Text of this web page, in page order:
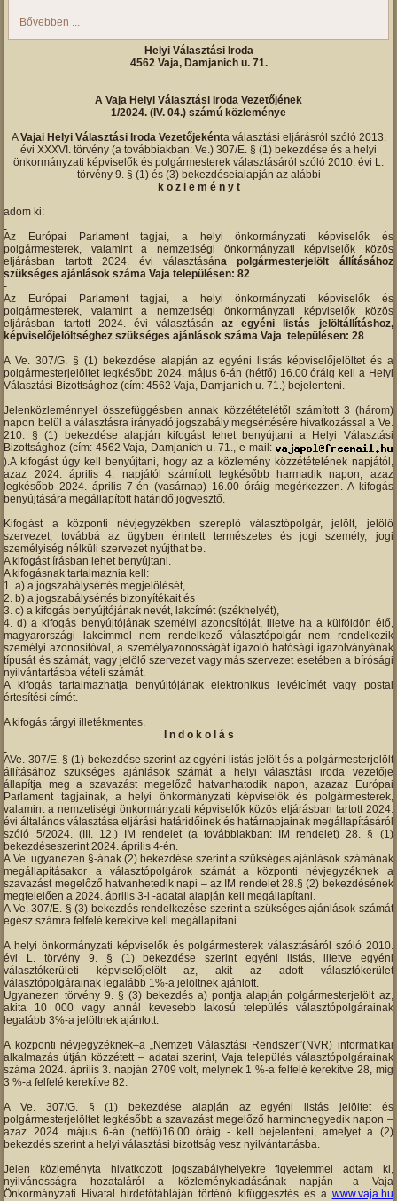
Bővebben ...
Helyi Választási Iroda
4562 Vaja, Damjanich u. 71.
A Vaja Helyi Választási Iroda Vezetőjének
1/2024. (IV. 04.) számú közleménye
AVajai Helyi Választási Iroda Vezetőjekénta választási eljárásról szóló 2013.
évi XXXVI. törvény (a továbbiakban: Ve.) 307/E. § (1) bekezdése és a helyi
önkormányzati képviselők és polgármesterek választásáról szóló 2010. évi L.
törvény 9. § (1) és (3) bekezdéseialapján az alábbi
k ö z l e m é n y t
adom ki:
Az Európai Parlament tagjai, a helyi önkormányzati képviselők és
polgármesterek, valamint a nemzetiségi önkormányzati képviselők közös
eljárásban tartott 2024. évi választásána polgármesterjelölt állításához
szükséges ajánlások száma Vaja településen: 82
Az Európai Parlament tagjai, a helyi önkormányzati képviselők és
polgármesterek, valamint a nemzetiségi önkormányzati képviselők közös
eljárásban tartott 2024. évi választásánaz egyéni listás jelöltállításhoz,
képviselőjelöltséghez szükséges ajánlások száma Vaja településen: 28
A Ve. 307/G. § (1) bekezdése alapján az egyéni listás képviselőjelöltet és a
polgármesterjelöltet legkésőbb 2024. május 6-án (hétfő) 16.00 óráig kell a Helyi
Választási Bizottsághoz (cím: 4562 Vaja, Damjanich u. 71.) bejelenteni.
Jelenközleménnyel összefüggésben annak közzétételétől számított 3 (három)
napon belül a választásra irányadó jogszabály megsértésére hivatkozással a Ve.
210. § (1) bekezdése alapján kifogást lehet benyújtani a Helyi Választási
Bizottsághoz (cím: 4562 Vaja, Damjanich u. 71., e-mail:
).A kifogást úgy kell benyújtani, hogy az a közlemény közzétételének napjától,
azaz 2024. április 4. napjától számított legkésőbb harmadik napon, azaz
legkésőbb 2024. április 7-én (vasárnap) 16.00 óráig megérkezzen. A kifogás
benyújtására megállapított határidő jogvesztő.
Kifogást a központi névjegyzékben szereplő választópolgár, jelölt, jelölő
szervezet, továbbá az ügyben érintett természetes és jogi személy, jogi
személyiség nélküli szervezet nyújthat be.
A kifogást írásban lehet benyújtani.
A kifogásnak tartalmaznia kell:
a) a jogszabálysértés megjelölését,
b) a jogszabálysértés bizonyítékait és
c) a kifogás benyújtójának nevét, lakcímét (székhelyét),
d) a kifogás benyújtójának személyi azonosítóját, illetve ha a külföldön élő,
magyarországi lakcímmel nem rendelkező választópolgár nem rendelkezik
személyi azonosítóval, a személyazonosságát igazoló hatósági igazolványának
típusát és számát, vagy jelölő szervezet vagy más szervezet esetében a bírósági
nyilvántartásba vételi számát.
A kifogás tartalmazhatja benyújtójának elektronikus levélcímét vagy postai
értesítési címét.
A kifogás tárgyi illetékmentes.
I n d o k o l á s
AVe. 307/E. § (1) bekezdése szerint az egyéni listás jelölt és a polgármesterjelölt
állításához szükséges ajánlások számát a helyi választási iroda vezetője
állapítja meg a szavazást megelőző hatvanhatodik napon, azazaz Európai
Parlament tagjainak, a helyi önkormányzati képviselők és polgármesterek,
valamint a nemzetiségi önkormányzati képviselők közös eljárásban tartott 2024.
évi általános választása eljárási határidőinek és határnapjainak megállapításáról
szóló 5/2024. (III. 12.) IM rendelet (a továbbiakban: IM rendelet) 28. § (1)
bekezdéseszerint 2024. április 4-én.
A Ve. ugyanezen §-ának (2) bekezdése szerint a szükséges ajánlások számának
megállapításakor a választópolgárok számát a központi névjegyzéknek a
szavazást megelőző hatvanhetedik napi – az IM rendelet 28.§ (2) bekezdésének
megfelelően a 2024. április 3-i -adatai alapján kell megállapítani.
A Ve. 307/E. § (3) bekezdés rendelkezése szerint a szükséges ajánlások számát
egész számra felfelé kerekítve kell megállapítani.
A helyi önkormányzati képviselők és polgármesterek választásáról szóló 2010.
évi L. törvény 9. § (1) bekezdése szerint egyéni listás, illetve egyéni
választókerületi képviselőjelölt az, akit az adott választókerület
választópolgárainak legalább 1%-a jelöltnek ajánlott.
Ugyanezen törvény 9. § (3) bekezdés a) pontja alapján polgármesterjelölt az,
akita 10 000 vagy annál kevesebb lakosú település választópolgárainak
legalább 3%-a jelöltnek ajánlott.
A központi névjegyzéknek–a „Nemzeti Választási Rendszer”(NVR) informatikai
alkalmazás útján közzétett – adatai szerint, Vaja település választópolgárainak
száma 2024. április 3. napján 2709 volt, melynek 1 %-a felfelé kerekítve 28, míg
3 %-a felfelé kerekítve 82.
A Ve. 307/G. § (1) bekezdése alapján az egyéni listás jelöltet és
polgármesterjelöltet legkésőbb a szavazást megelőző harmincnegyedik napon –
azaz 2024. május 6-án (hétfő)16.00 óráig - kell bejelenteni, amelyet a (2)
bekezdés szerint a helyi választási bizottság vesz nyilvántartásba.
Jelen közleményta hivatkozott jogszabályhelyekre figyelemmel adtam ki,
nyilvánosságra hozataláról a közleménykiadásának napján– a Vaja
Önkormányzati Hivatal hirdetőtábláján történő kifüggesztés és a www.vaja.hu